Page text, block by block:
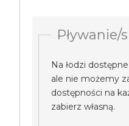
Na łodzi
ale nie możemy
dostępności na
zabierz własną.